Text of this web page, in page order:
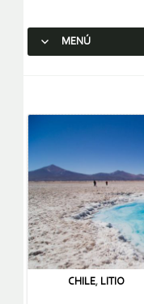
MENÚ
CHILE, LITIO